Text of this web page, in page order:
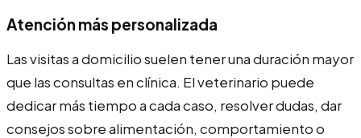
Atención más personalizada
Las visitas a domicilio suelen tener una duración mayor
que las consultas en clínica. El veterinario puede
dedicar más tiempo a cada caso, resolver dudas, dar
consejos sobre alimentación, comportamiento o